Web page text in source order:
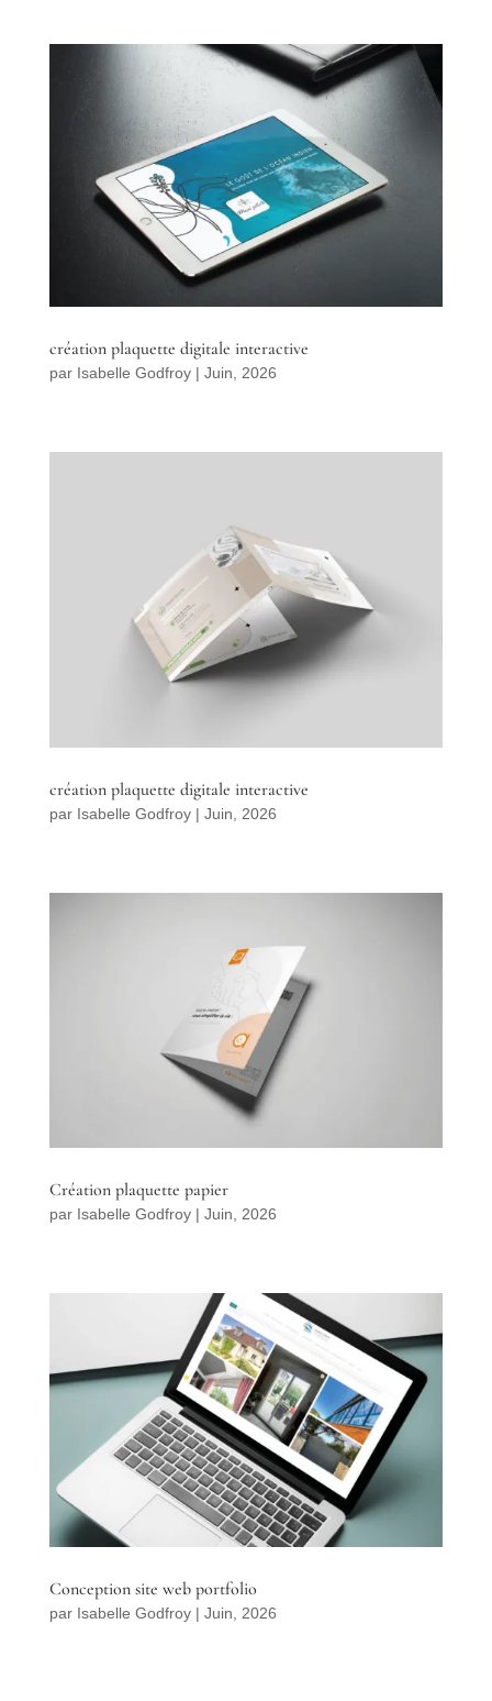
création plaquette digitale interactive
par Isabelle Godfroy| Juin, 2026
création plaquette digitale interactive
par Isabelle Godfroy| Juin, 2026
Création plaquette papier
par Isabelle Godfroy| Juin, 2026
Conception site web portfolio
par Isabelle Godfroy| Juin, 2026